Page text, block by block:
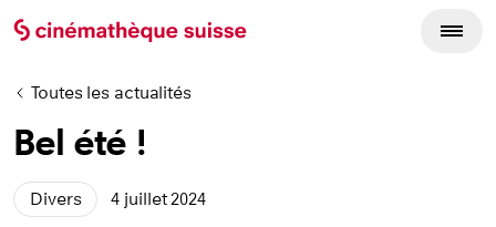
Toutes les actualités
Bel été !
Divers 4 juillet 2024